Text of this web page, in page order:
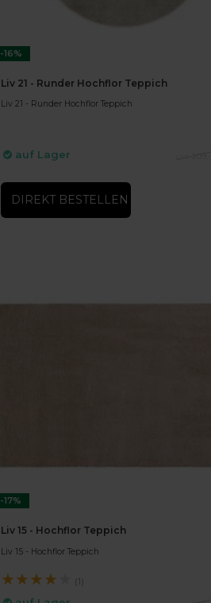
-16%
Liv 21 - Runder Hochflor Teppich
Liv 21 - Runder Hochflor Teppich
auf Lager
DIREKT BESTELLEN
-17%
Liv 15 - Hochflor Teppich
Liv 15 - Hochflor Teppich
★★★★ (1)